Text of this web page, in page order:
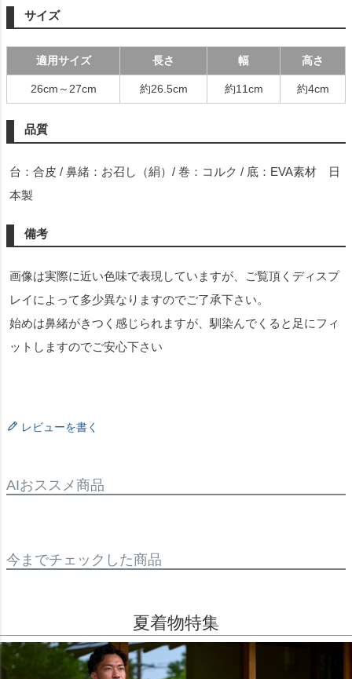
サイズ
適用サイズ 長さ 幅 高さ
26cm～27cm 約26.5cm 約11cm 約4cm
品質
台：合皮 / 鼻緒：お召し（絹）/ 巻：コルク / 底：EVA素材 日
本製
備考
画像は実際に近い色味で表現していますが、ご覧頂くディスプ
レイによって多少異なりますのでご了承下さい。
始めは鼻緒がきつく感じられますが、馴染んでくると足にフィ
ットしますのでご安心下さい
レビューを書く
AIおススメ商品
今までチェックした商品
夏着物特集